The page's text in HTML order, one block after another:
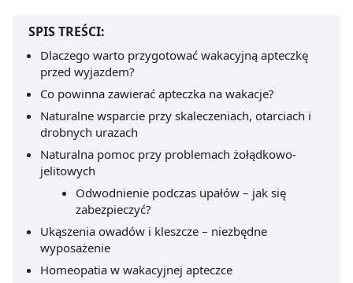
SPIS TREŚCI:
Dlaczego warto przygotować wakacyjną apteczkę
przed wyjazdem?
Co powinna zawierać apteczka na wakacje?
Naturalne wsparcie przy skaleczeniach, otarciach i
drobnych urazach
Naturalna pomoc przy problemach żołądkowo-
jelitowych
Odwodnienie podczas upałów – jak się
zabezpieczyć?
Ukąszenia owadów i kleszcze – niezbędne
wyposażenie
Homeopatia w wakacyjnej apteczce